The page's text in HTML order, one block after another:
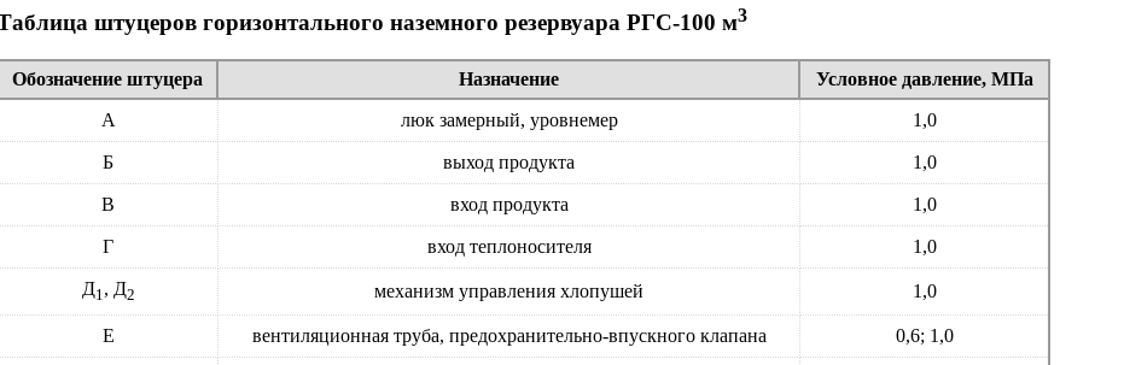
штуцеров горизонтального наземного резервуара РГС-100 м3
Обозначение штуцера Назначение
Условное давление, МПа
А
люк замерный, уровнемер 1,0
Б выход продукта 1,0
В вход продукта 1,0
Г вход теплоносителя 1,0
Д1, Д2 механизм управления хлопушей 1,0
Е вентиляционная труба, предохранительно-впускного клапана 0,6; 1,0